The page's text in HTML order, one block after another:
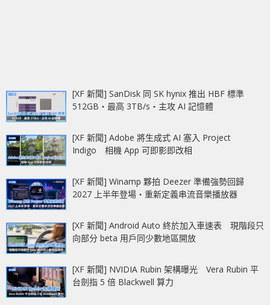
[XF 新聞] SanDisk 同 SK hynix 推出 HBF 標準
512GB‧最高 3TB/s‧主攻 AI 記憶體
[XF 新聞] Adobe 將生成式 AI 塞入 Project
Indigo 相機 App 可即影即改相
[XF 新聞] Winamp 夥拍 Deezer 準備強勢回歸
2027 上半年登場‧重新定義串流音樂播放器
[XF 新聞] Android Auto 終於加入車速表 現階段只
向部分 beta 用戶同少數地區開放
[XF 新聞] NVIDIA Rubin 架構曝光 Vera Rubin 平
台劍指 5 倍 Blackwell 算力